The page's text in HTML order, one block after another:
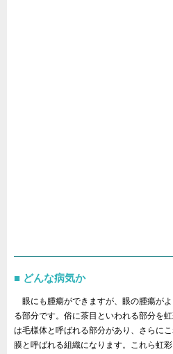
どんな病気か
眼にも腫瘍ができますが、眼の腫瘍が
る部分です。俗に茶目といわれる部分を
は毛様体と呼ばれる部分があり、さらに
膜と呼ばれる組織になります。これら虹